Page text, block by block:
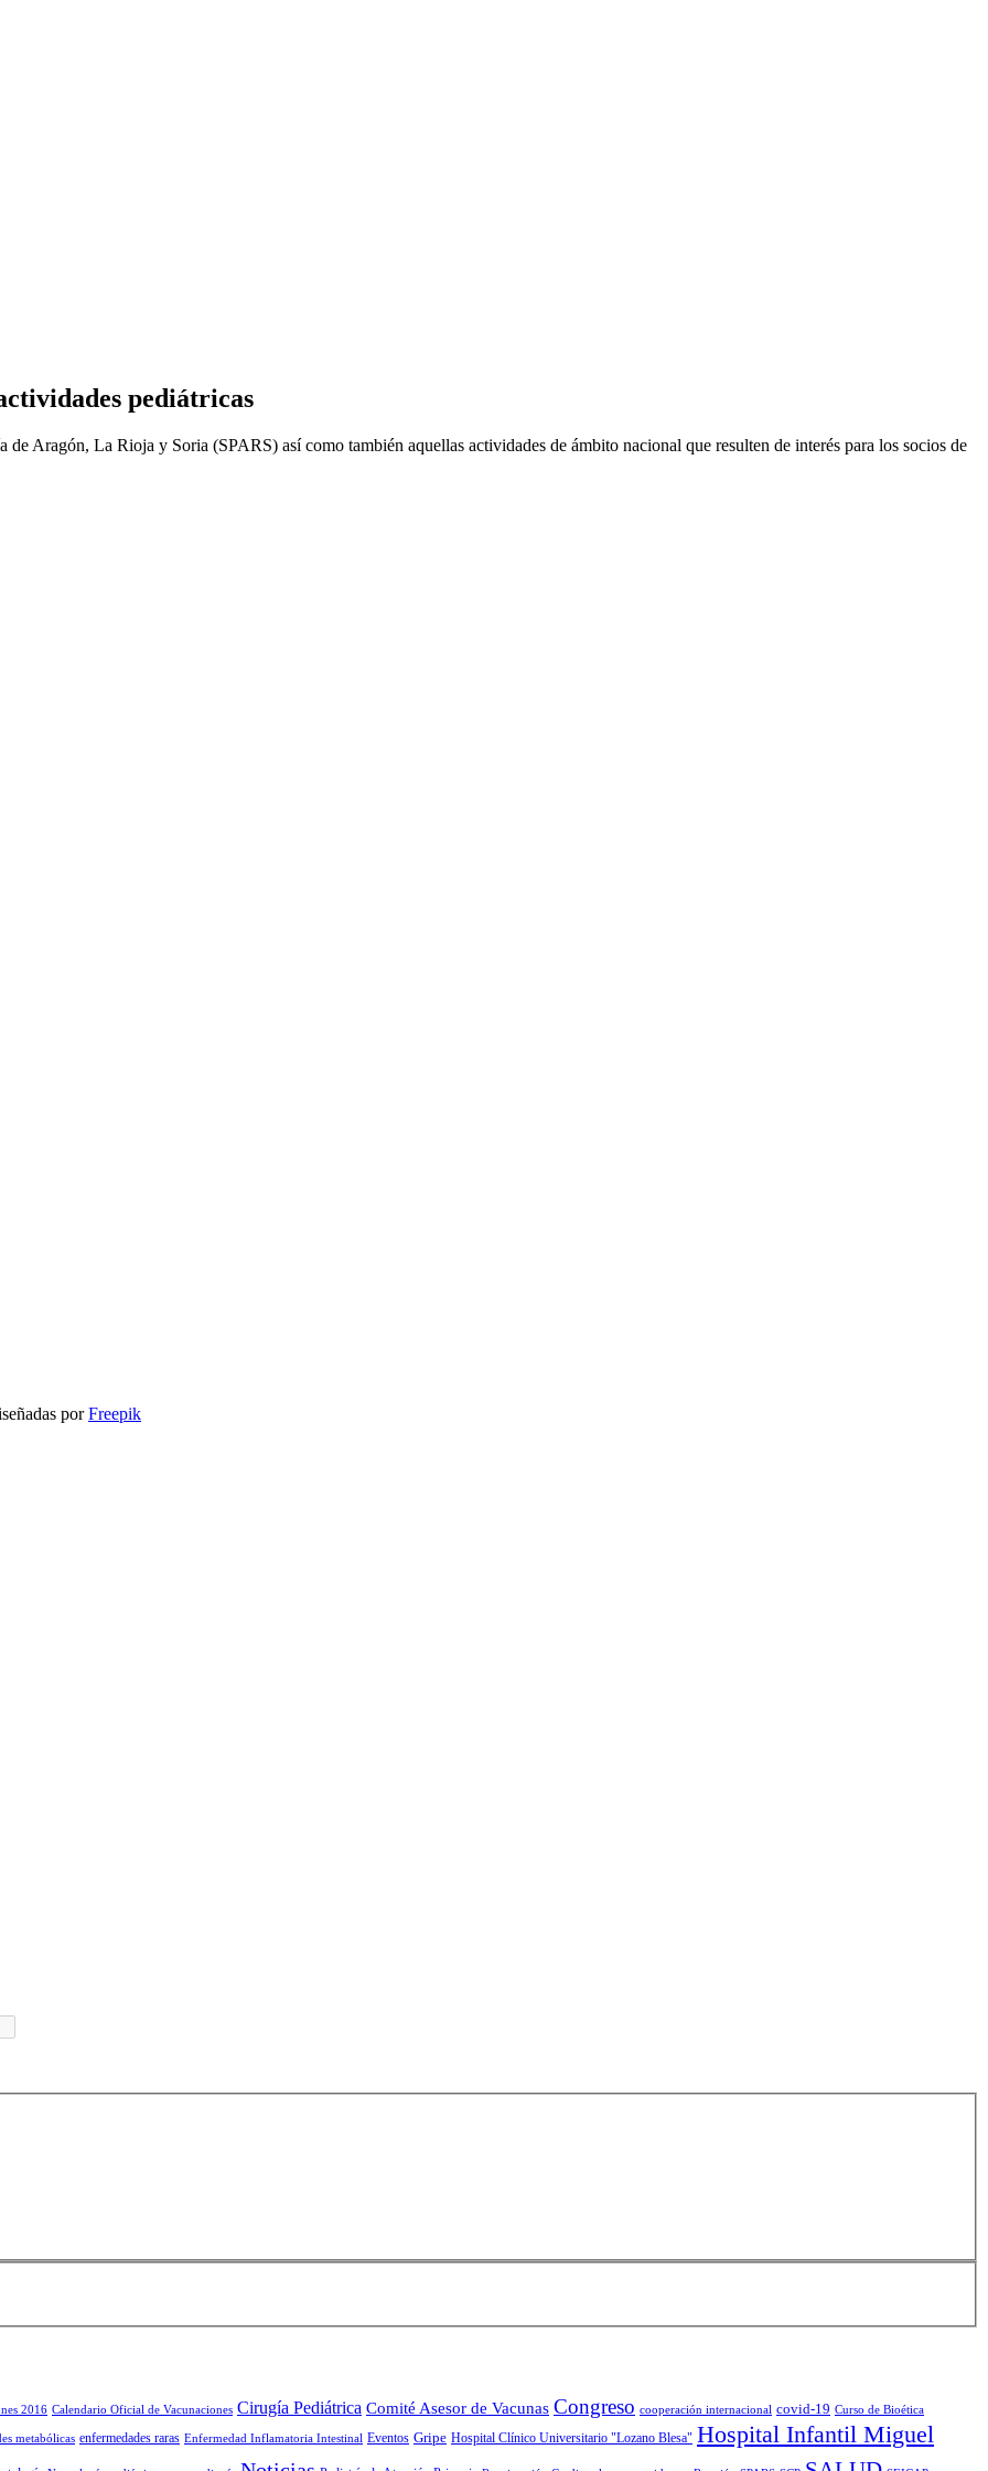
pediátricas
Aragón, La Rioja y Soria (SPARS) así como también aquellas actividades de ámbito nacional que resulten de interés para los socios de
porFreepik
2016 Calendario Oficial de Vacunaciones Cirugía Pediátrica Comité Asesor de Vacunas Congreso cooperación internacional covid-19 Curso de Bioética
metabólicas enfermedades raras Enfermedad Inflamatoria Intestinal Eventos Gripe Hospital Clínico Universitario "Lozano Blesa" Hospital Infantil Miguel